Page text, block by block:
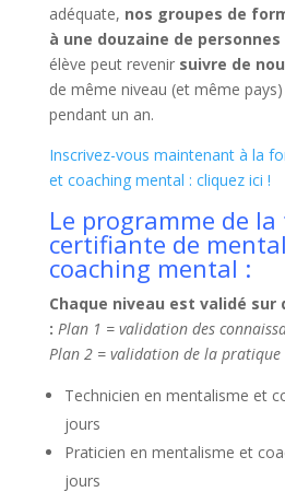
adéquate, nos groupes de
à une douzaine de
élève peut revenir suivre de
de même niveau (et même pays)
pendant un an.
Inscrivez-vous maintenant à la
et coaching mental : cliquez ici !
Le programme de
certifiante de
coaching mental :
Chaque niveau est validé
: Plan 1 = validation des
Plan 2 = validation de la pratique
Technicien en mentalisme et
jours
Praticien en mentalisme et
jours
Découvrez
des